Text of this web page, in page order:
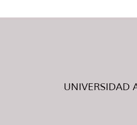
UNIVERSIDAD